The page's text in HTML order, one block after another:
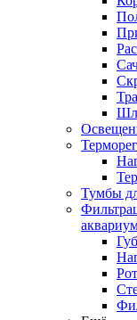
Тумбы